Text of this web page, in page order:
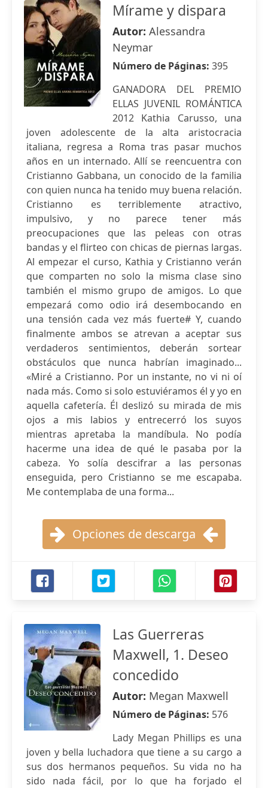
Mírame y dispara
Autor: Alessandra
Neymar
Número de Páginas: 395
GANADORA DEL PREMIO
ELLAS JUVENIL ROMÁNTICA
2012 Kathia Carusso, una
joven adolescente de la alta aristocracia
italiana, regresa a Roma tras pasar muchos
años en un internado. Allí se reencuentra con
Cristianno Gabbana, un conocido de la familia
con quien nunca ha tenido muy buena relación.
Cristianno es terriblemente atractivo,
impulsivo, y no parece tener más
preocupaciones que las peleas con otras
bandas y el flirteo con chicas de piernas largas.
Al empezar el curso, Kathia y Cristianno verán
que comparten no solo la misma clase sino
también el mismo grupo de amigos. Lo que
empezará como odio irá desembocando en
una tensión cada vez más fuerte# Y, cuando
finalmente ambos se atrevan a aceptar sus
verdaderos sentimientos, deberán sortear
obstáculos que nunca habrían imaginado...
«Miré a Cristianno. Por un instante, no vi ni oí
nada más. Como si solo estuviéramos él y yo en
aquella cafetería. Él deslizó su mirada de mis
ojos a mis labios y entrecerró los suyos
mientras apretaba la mandíbula. No podía
hacerme una idea de qué le pasaba por la
cabeza. Yo solía descifrar a las personas
enseguida, pero Cristianno se me escapaba.
Me contemplaba de una forma...
Opciones de descarga
Las Guerreras
Maxwell, 1. Deseo
concedido
Autor: Megan Maxwell
Número de Páginas: 576
Lady Megan Phillips es una
joven y bella luchadora que tiene a su cargo a
sus dos hermanos pequeños. Su vida no ha
sido nada fácil, por lo que ha forjado el